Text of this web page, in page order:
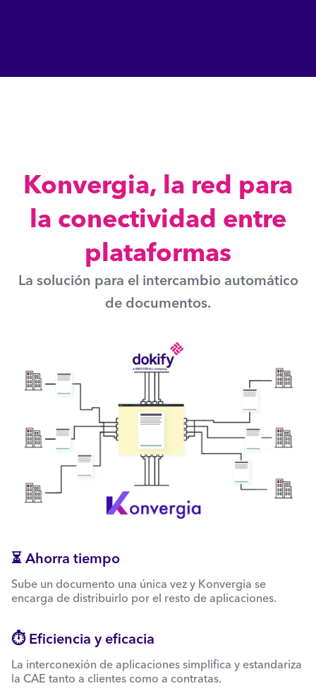
Konvergia, la red para
la conectividad entre
plataformas
La solución para el intercambio automático
de documentos.
⏳ Ahorra tiempo
Sube un documento una única vez y Konvergia se
encarga de distribuirlo por el resto de aplicaciones.
⏱ Eficiencia y eficacia
La interconexión de aplicaciones simplifica y estandariza
la CAE tanto a clientes como a contratas.